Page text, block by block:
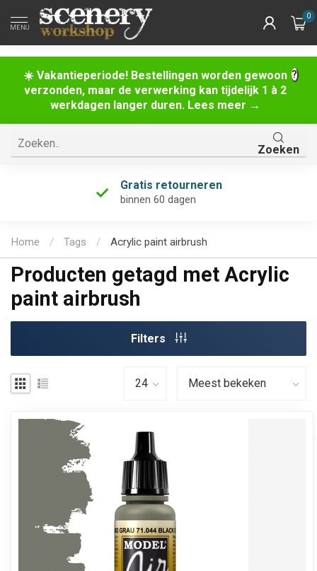
☀️ Vakantieperiode! Bestellingen worden gewoon
verzonden, maar de verwerking kan tijdelijk 1 à 2
werkdagen langer duren. Lees meer →
MENU
0
Zoeken
Gratis retourneren
binnen 60 dagen
Home / Tags / Acrylic paint airbrush
Producten getagd met Acrylic
paint airbrush
Filters